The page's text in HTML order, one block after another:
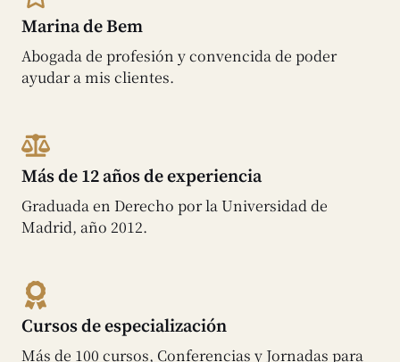
Marina de Bem
Abogada de profesión y convencida de poder
ayudar a mis clientes.
Más de 12 años de experiencia
Graduada en Derecho por la Universidad de
Madrid, año 2012.
Cursos de especialización
Más de 100 cursos, Conferencias y Jornadas para